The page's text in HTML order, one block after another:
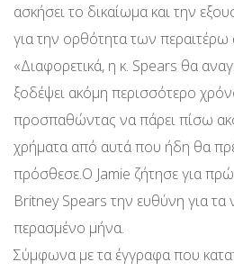
ασκήσει το δικαίωμα και την
για την ορθότητα των
«Διαφορετικά, η κ. Spears θα
ξοδέψει ακόμη περισσότερο
προσπαθώντας να πάρει πίσω
χρήματα από αυτά που ήδη θα
πρόσθεσε.Ο Jamie ζήτησε για
Britney Spears την ευθύνη για τα
περασμένο μήνα.
Σύμφωνα με τα έγγραφα που